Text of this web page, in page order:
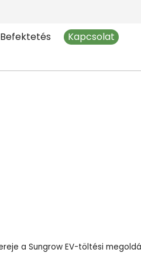
Befektetés Kapcsolat
a Sungrow EV-töltési